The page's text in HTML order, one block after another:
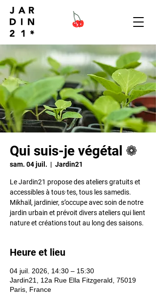
Qui suis-je végétal ❁
sam. 04 juil.
  |
Jardin21
Le Jardin21 propose des ateliers gratuits et
accessibles à tous·tes, tous les samedis.
Mikhaïl, jardinier, s’occupe avec soin de notre
jardin urbain et prévoit divers ateliers qui lient
nature et créations tout au long des saisons.
Heure et lieu
04 juil. 2026, 14:30 – 15:30
Jardin21, 12a Rue Ella Fitzgerald, 75019
Paris, France